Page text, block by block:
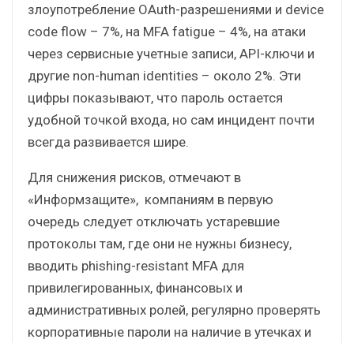
злоупотребление OAuth-разрешениями и device
code flow – 7%, на MFA fatigue – 4%, на атаки
через сервисные учетные записи, API-ключи и
другие non-human identities – около 2%. Эти
цифры показывают, что пароль остается
удобной точкой входа, но сам инцидент почти
всегда развивается шире.
Для снижения рисков, отмечают в
«Информзащите», компаниям в первую
очередь следует отключать устаревшие
протоколы там, где они не нужны бизнесу,
вводить phishing-resistant MFA для
привилегированных, финансовых и
административных ролей, регулярно проверять
корпоративные пароли на наличие в утечках и